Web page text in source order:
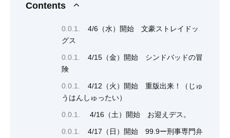
Contents
4/6（水）開始 文豪ストレイドッ
グス
4/15（金）開始 シンドバッドの冒
険
4/12（火）開始 重版出来！（じゅ
うはんしゅったい）
4/16（土）開始 お迎えデス。
4/17（日）開始 99.9ー刑事専門弁